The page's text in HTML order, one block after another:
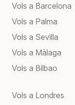
Vols a Barcelona
Vols a Palma
Vols a Sevilla
Vols a Màlaga
Vols a Bilbao
Vols a Londres